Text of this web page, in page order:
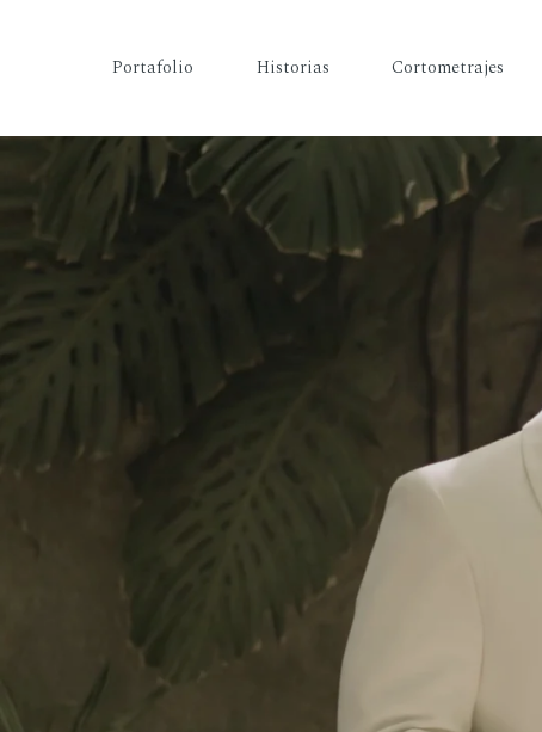
Portafolio Historias Cortometrajes